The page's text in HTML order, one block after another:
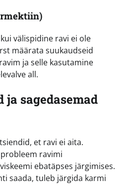
välispidine ravi ei ole
määrata suukaudseid
ja selle kasutamine
all.
sagedasemad
et ravi ei aita.
ravimi
ebatäpses järgimises.
saada, tuleb järgida karmi